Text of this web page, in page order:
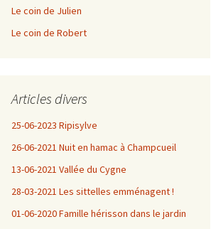
Le coin de Julien
Le coin de Robert
Articles divers
25-06-2023 Ripisylve
26-06-2021 Nuit en hamac à Champcueil
13-06-2021 Vallée du Cygne
28-03-2021 Les sittelles emménagent !
01-06-2020 Famille hérisson dans le jardin